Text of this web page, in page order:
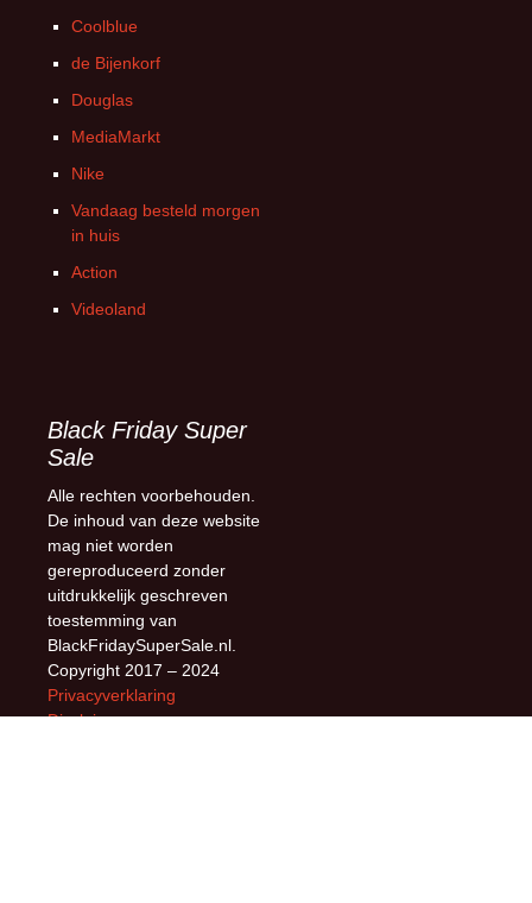
Coolblue
de Bijenkorf
Douglas
MediaMarkt
Nike
Vandaag besteld morgen
in huis
Action
Videoland
Black Friday Super
Sale
Alle rechten voorbehouden.
De inhoud van deze website
mag niet worden
gereproduceerd zonder
uitdrukkelijk geschreven
toestemming van
BlackFridaySuperSale.nl.
Copyright 2017 – 2024
Privacyverklaring
Disclaimer